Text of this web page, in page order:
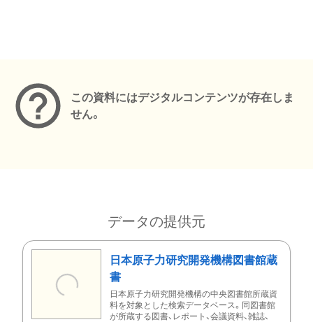
この資料にはデジタルコンテンツが存在しま
せん。
データの提供元
日本原子力研究開発機構図書館蔵
書
日本原子力研究開発機構の中央図書館所蔵資
料を対象とした検索データベース。同図書館
が所蔵する図書、レポート、会議資料、雑誌、